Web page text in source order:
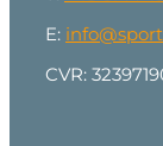
E:
CVR: